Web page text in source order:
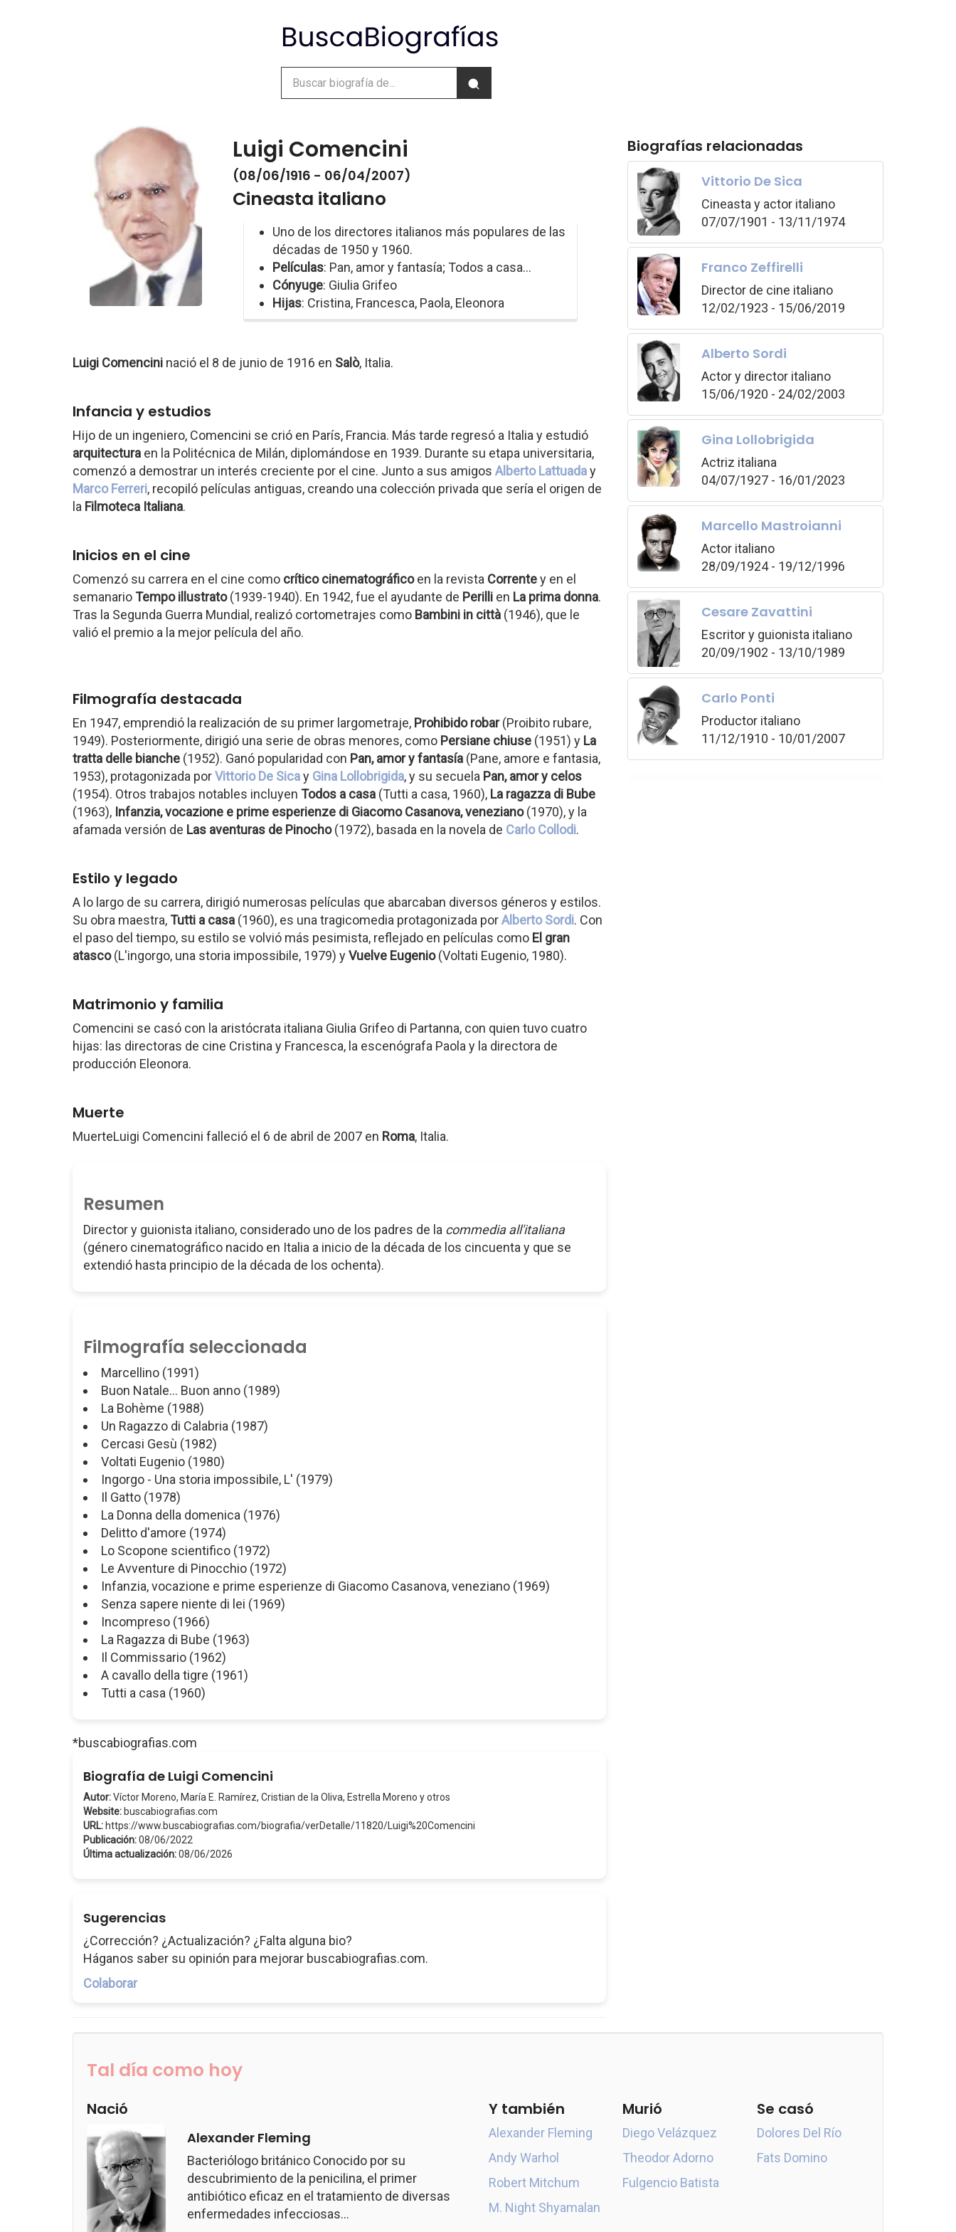
Luigi Comencini
(08/06/1916 - 06/04/2007)
Cineasta italiano
Uno de los directores italianos más populares de las
décadas de 1950 y 1960.
Películas: Pan, amor y fantasía; Todos a casa...
Cónyuge: Giulia Grifeo
Hijas: Cristina, Francesca, Paola, Eleonora
Luigi Comencini nació el 8 de junio de 1916 en Salò, Italia.
Infancia y estudios
Hijo de un ingeniero, Comencini se crió en París, Francia. Más tarde regresó a Italia y estudió
arquitectura en la Politécnica de Milán, diplomándose en 1939. Durante su etapa universitaria,
comenzó a demostrar un interés creciente por el cine. Junto a sus amigos Alberto Lattuaday
Marco Ferreri, recopiló películas antiguas, creando una colección privada que sería el origen de
la Filmoteca Italiana.
Inicios en el cine
Comenzó su carrera en el cine como crítico cinematográficoen la revista Correntey en el
semanario Tempo illustrato(1939-1940). En 1942, fue el ayudante de Perilli en La prima donna.
Tras la Segunda Guerra Mundial, realizó cortometrajes como Bambini in città (1946), que le
valió el premio a la mejor película del año.
Filmografía destacada
En 1947, emprendió la realización de su primer largometraje, Prohibido robar(Proibito rubare,
1949). Posteriormente, dirigió una serie de obras menores, como Persiane chiuse (1951) y La
tratta delle bianche (1952). Ganó popularidad con Pan, amor y fantasía (Pane, amore e fantasia,
1953), protagonizada porVittorio De Sicay Gina Lollobrigida, y su secuela Pan, amor y celos
(1954). Otros trabajos notables incluyen Todos a casa (Tutti a casa, 1960), La ragazza di Bube
(1963), Infanzia, vocazione e prime esperienze di Giacomo Casanova, veneziano(1970), y la
afamada versión de Las aventuras de Pinocho(1972), basada en la novela de Carlo Collodi.
Estilo y legado
A lo largo de su carrera, dirigió numerosas películas que abarcaban diversos géneros y estilos.
Su obra maestra, Tutti a casa (1960), es una tragicomedia protagonizada porAlberto Sordi. Con
el paso del tiempo, su estilo se volvió más pesimista, reflejado en películas como El gran
atasco(L'ingorgo, una storia impossibile, 1979) yVuelve Eugenio(Voltati Eugenio, 1980).
Matrimonio y familia
Comencini se casó con la aristócrata italiana Giulia Grifeo di Partanna, con quien tuvo cuatro
hijas: las directoras de cine Cristina y Francesca, la escenógrafa Paola y la directora de
producción Eleonora.
Muerte
MuerteLuigi Comencini falleció el 6 de abril de 2007 en Roma, Italia.
Resumen
Director y guionista italiano, considerado uno de los padres de la commedia all'italiana
(género cinematográfico nacido en Italia a inicio de la década de los cincuenta y que se
extendió hasta principio de la década de los ochenta).
Filmografía seleccionada
Marcellino (1991)
Buon Natale... Buon anno (1989)
La Bohème (1988)
Un Ragazzo di Calabria (1987)
Cercasi Gesù (1982)
Voltati Eugenio (1980)
Ingorgo - Una storia impossibile, L' (1979)
Il Gatto (1978)
La Donna della domenica (1976)
Delitto d'amore (1974)
Lo Scopone scientifico (1972)
Le Avventure di Pinocchio (1972)
Infanzia, vocazione e prime esperienze di Giacomo Casanova, veneziano (1969)
Senza sapere niente di lei (1969)
Incompreso (1966)
La Ragazza di Bube (1963)
Il Commissario (1962)
A cavallo della tigre (1961)
Tutti a casa (1960)
*buscabiografias.com
Biografía de Luigi Comencini
Autor:Víctor Moreno, María E. Ramírez, Cristian de la Oliva, Estrella Moreno y otros
Website: buscabiografias.com
URL: https://www.buscabiografias.com/biografia/verDetalle/11820/Luigi%20Comencini
Publicación:08/06/2022
Última actualización:08/06/2026
Sugerencias
¿Corrección? ¿Actualización? ¿Falta alguna bio?
Háganos saber su opinión para mejorar buscabiografias.com.
Colaborar
Biografías relacionadas
Vittorio De Sica
Cineasta y actor italiano
07/07/1901 - 13/11/1974
Franco Zeffirelli
Director de cine italiano
12/02/1923 - 15/06/2019
Alberto Sordi
Actor y director italiano
15/06/1920 - 24/02/2003
Gina Lollobrigida
Actriz italiana
04/07/1927 - 16/01/2023
Marcello Mastroianni
Actor italiano
28/09/1924 - 19/12/1996
Cesare Zavattini
Escritor y guionista italiano
20/09/1902 - 13/10/1989
Carlo Ponti
Productor italiano
11/12/1910 - 10/01/2007
Tal día como hoy
Nació
Alexander Fleming
Bacteriólogo británico Conocido por su
descubrimiento de la penicilina, el primer
antibiótico eficaz en el tratamiento de diversas
enfermedades infecciosas...
Y también
Alexander Fleming
Andy Warhol
Robert Mitchum
M. Night Shyamalan
Murió
Diego Velázquez
Theodor Adorno
Fulgencio Batista
Se casó
Dolores Del Río
Fats Domino